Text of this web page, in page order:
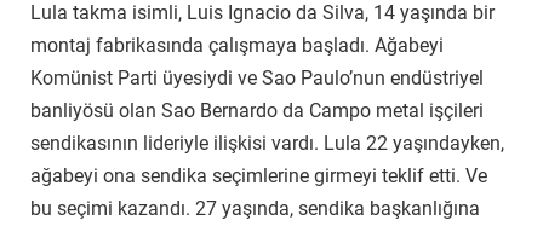
Lula takma isimli, Luis Ignacio da Silva, 14 yaşında bir
montaj fabrikasında çalışmaya başladı. Ağabeyi
Komünist Parti üyesiydi ve Sao Paulo’nun endüstriyel
banliyösü olan Sao Bernardo da Campo metal işçileri
sendikasının lideriyle ilişkisi vardı. Lula 22 yaşındayken,
ağabeyi ona sendika seçimlerine girmeyi teklif etti. Ve
bu seçimi kazandı. 27 yaşında, sendika başkanlığına